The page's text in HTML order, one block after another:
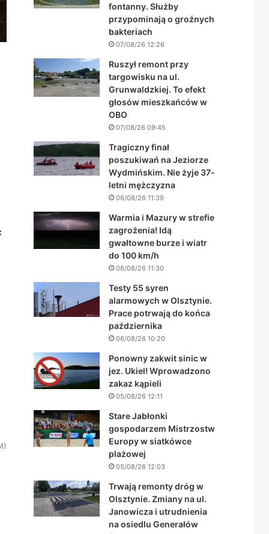
fontanny. Służby
przypominają o groźnych
bakteriach
07/08/26 12:26
Ruszył remont przy
targowisku na ul.
Grunwaldzkiej. To efekt
głosów mieszkańców w
OBO
07/08/26 09:45
Tragiczny finał
poszukiwań na Jeziorze
Wydmińskim. Nie żyje 37-
letni mężczyzna
06/08/26 11:39
Warmia i Mazury w strefie
zagrożenia! Idą
gwałtowne burze i wiatr
do 100 km/h
06/08/26 11:30
Testy 55 syren
alarmowych w Olsztynie.
Prace potrwają do końca
października
06/08/26 10:20
Ponowny zakwit sinic w
jez. Ukiel! Wprowadzono
zakaz kąpieli
05/08/26 12:11
Stare Jabłonki
gospodarzem Mistrzostw
Europy w siatkówce
plażowej
05/08/26 12:03
Trwają remonty dróg w
Olsztynie. Zmiany na ul.
Janowicza i utrudnienia
na osiedlu Generałów